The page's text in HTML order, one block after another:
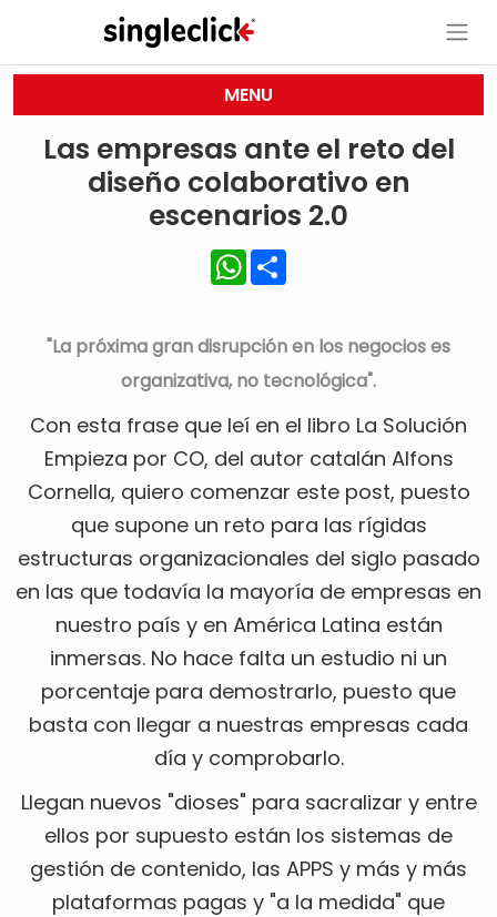
MENU
Las empresas ante el reto del
diseño colaborativo en
escenarios 2.0
WhatsApp
"La próxima gran disrupción en los negocios es
organizativa, no tecnológica".
Con esta frase que leí en el libro La Solución
Empieza por CO, del autor catalán Alfons
Cornella, quiero comenzar este post, puesto
que supone un reto para las rígidas
estructuras organizacionales del siglo pasado
en las que todavía la mayoría de empresas en
nuestro país y en América Latina están
inmersas. No hace falta un estudio ni un
porcentaje para demostrarlo, puesto que
basta con llegar a nuestras empresas cada
día y comprobarlo.
Llegan nuevos "dioses" para sacralizar y entre
ellos por supuesto están los sistemas de
gestión de contenido, las APPS y más y más
plataformas pagas y "a la medida" que